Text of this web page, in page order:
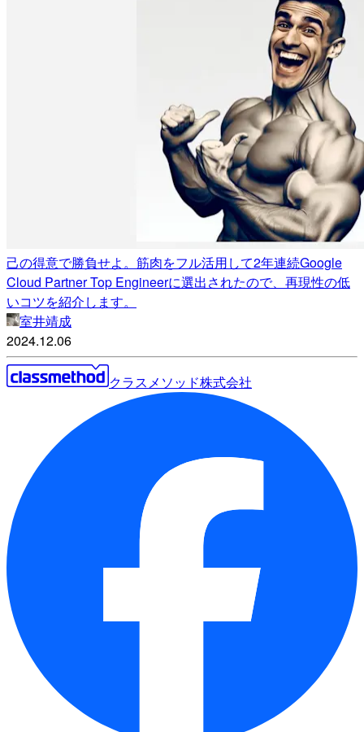
己の得意で勝負せよ。筋肉をフル活用して2年連続Google
Cloud Partner Top Engineerに選出されたので、再現性の低
いコツを紹介します。
室井靖成
2024.12.06
クラスメソッド株式会社